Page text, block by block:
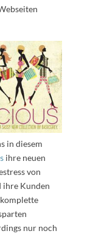
in diesem
ihre neuen
von
ihre Kunden
nur noch